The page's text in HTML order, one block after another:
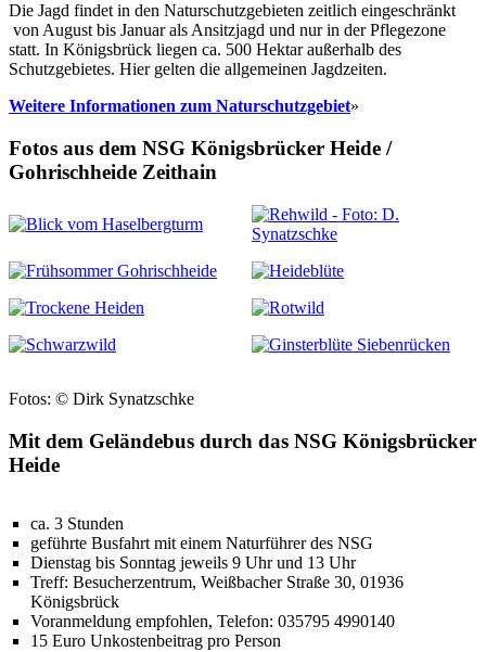
Die Jagd findet in den Naturschutzgebieten zeitlich eingeschränkt
von August bis Januar als Ansitzjagd und nur in der Pflegezone
statt. In Königsbrück liegen ca. 500 Hektar außerhalb des
Schutzgebietes. Hier gelten die allgemeinen Jagdzeiten.
Weitere Informationen zum Naturschutzgebiet»
Fotos aus dem NSG Königsbrücker Heide /
Gohrischheide Zeithain
Fotos: © Dirk Synatzschke
Mit dem Geländebus durch das NSG Königsbrücker
Heide
ca. 3 Stunden
geführte Busfahrt mit einem Naturführer des NSG
Dienstag bis Sonntag jeweils 9 Uhr und 13 Uhr
Treff: Besucherzentrum, Weißbacher Straße 30, 01936
Königsbrück
Voranmeldung empfohlen, Telefon: 035795 4990140
15 Euro Unkostenbeitrag pro Person